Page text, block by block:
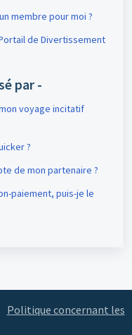
membre pour moi ?
de Divertissement
par -
voyage incitatif
?
de mon partenaire ?
paiement, puis-je le
Politique concernant les